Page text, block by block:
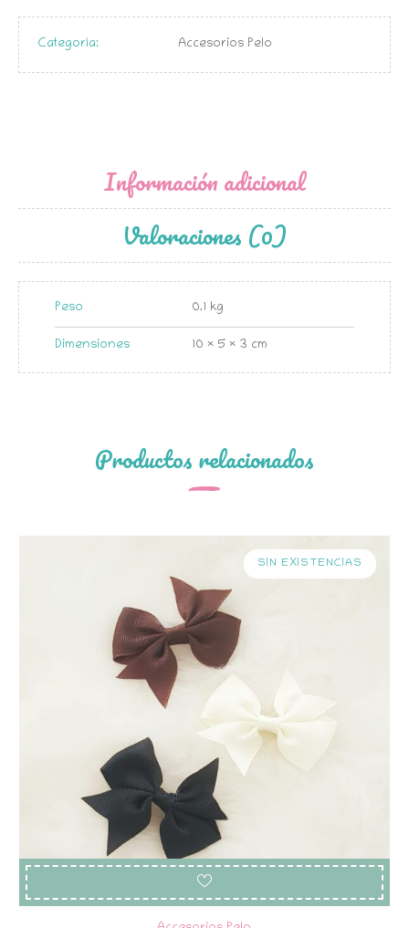
Categoría: Accesorios Pelo
Información adicional
Valoraciones (0)
Peso 0.1 kg
Dimensiones 10 × 5 × 3 cm
Productos relacionados
SIN EXISTENCIAS